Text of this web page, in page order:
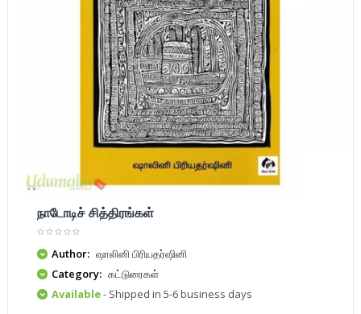
நாடோடிச் சித்திரங்கள்
Author: ஷாலினி பிரியதர்ஷினி
Category: கட்டுரைகள்
Available- Shipped in 5-6 business days